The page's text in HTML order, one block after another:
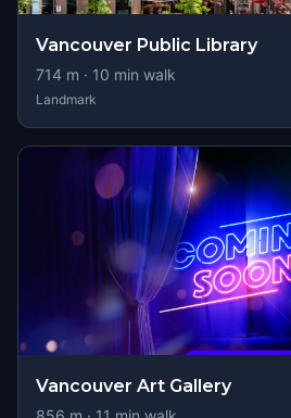
Vancouver Public Library
714 m · 10 min walk
Landmark
Vancouver Art Gallery